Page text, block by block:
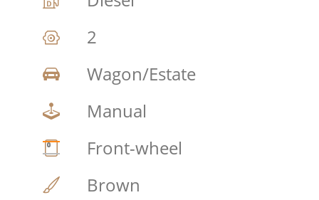
2
Wagon/Estate
Manual
Front-wheel
Brown